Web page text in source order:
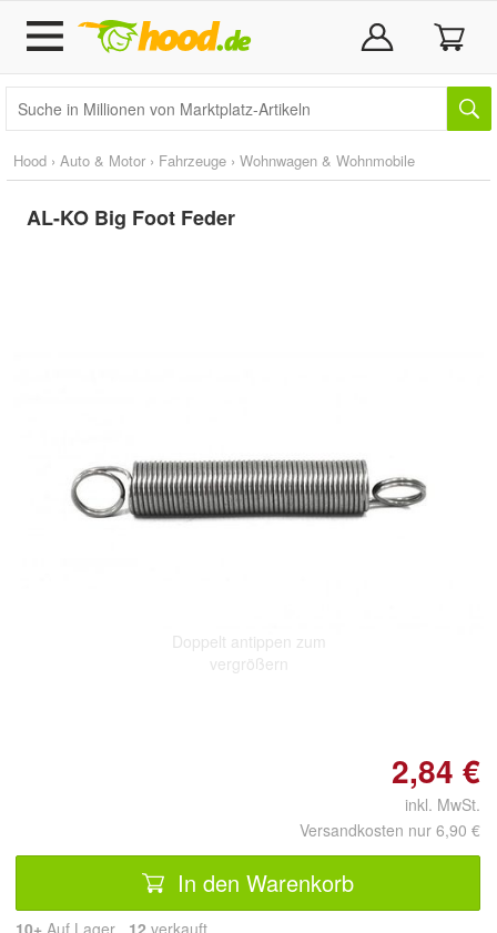
Hood › Auto & Motor › Fahrzeuge › Wohnwagen & Wohnmobile
AL-KO Big Foot Feder
Doppelt antippen zum
vergrößern
2,84 €
inkl. MwSt.
Versandkosten nur 6,90 €
In den Warenkorb
10+ Auf Lager 12 verkauft